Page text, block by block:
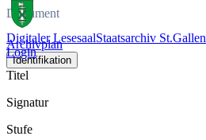
Digitaler LesesaalStaatsarchiv St.Gallen
Login
Dokument
Archivplan
Identifikation
Titel
Signatur
Stufe